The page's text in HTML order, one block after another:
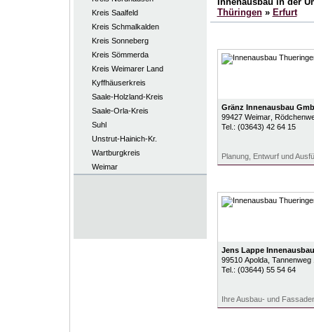
Kreis Saalfeld
Kreis Schmalkalden
Kreis Sonneberg
Kreis Sömmerda
Kreis Weimarer Land
Kyffhäuserkreis
Saale-Holzland-Kreis
Saale-Orla-Kreis
Suhl
Unstrut-Hainich-Kr.
Wartburgkreis
Weimar
Thüringen» Erfurt
Gränz Innenausbau
99427 Weimar,
Tel.: (03643) 42 64 15
Planung, Entwurf und
Jens Lappe Innenausbau
99510 Apolda, Tannenweg
Tel.: (03644) 55 54 64
Ihre Ausbau- und